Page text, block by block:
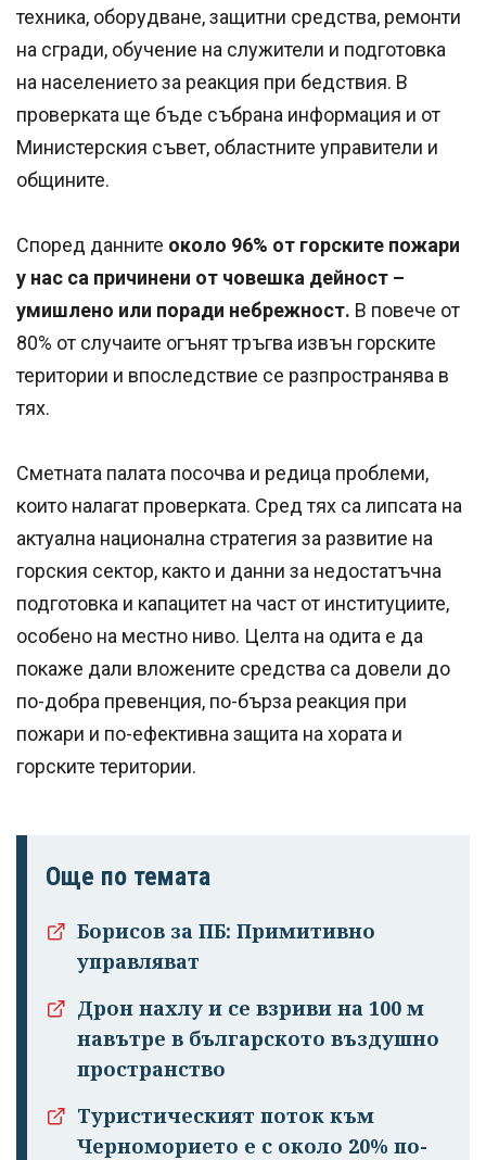
Успешно
излязохте от
техника, оборудване, защитни средства, ремонти
на сгради, обучение на служители и подготовка
на населението за реакция при бедствия. В
проверката ще бъде събрана информация и от
Министерския съвет, областните управители и
общините.
Според данните около 96% от горските пожари
у нас са причинени от човешка дейност –
умишлено или поради небрежност. В повече от
80% от случаите огънят тръгва извън горските
територии и впоследствие се разпространява в
тях.
Сметната палата посочва и редица проблеми,
които налагат проверката. Сред тях са липсата на
актуална национална стратегия за развитие на
горския сектор, както и данни за недостатъчна
подготовка и капацитет на част от институциите,
особено на местно ниво. Целта на одита е да
покаже дали вложените средства са довели до
по-добра превенция, по-бърза реакция при
пожари и по-ефективна защита на хората и
горските територии.
Още по темата
Борисов за ПБ: Примитивно
управляват
Дрон нахлу и се взриви на 100 м
навътре в българското въздушно
пространство
Туристическият поток към
Черноморието е с около 20% по-